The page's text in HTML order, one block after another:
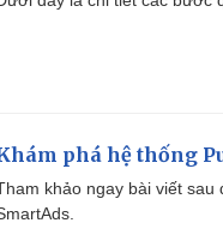
phá hệ thống
khảo ngay bài viết sau